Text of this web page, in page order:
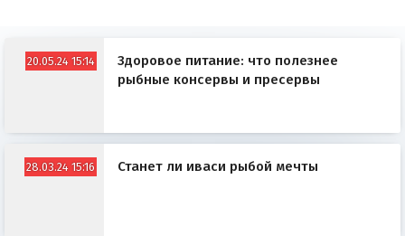
20.05.24 15:14
Здоровое питание: что полезнее
рыбные консервы и пресервы
28.03.24 15:16 Станет ли иваси рыбой мечты